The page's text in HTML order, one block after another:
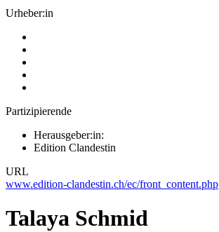
Urheber:in
Partizipierende
Herausgeber:in:
Edition Clandestin
URL
www.edition-clandestin.ch/ec/front_content.php
Talaya Schmid